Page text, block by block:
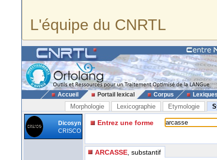
L'équipe du CNRTL
Accueil Portail lexical Corpus
Morphologie Lexicographie Etymologie
Dicosyn
CRISCO
Entrez une forme
ARCASSE , substantif